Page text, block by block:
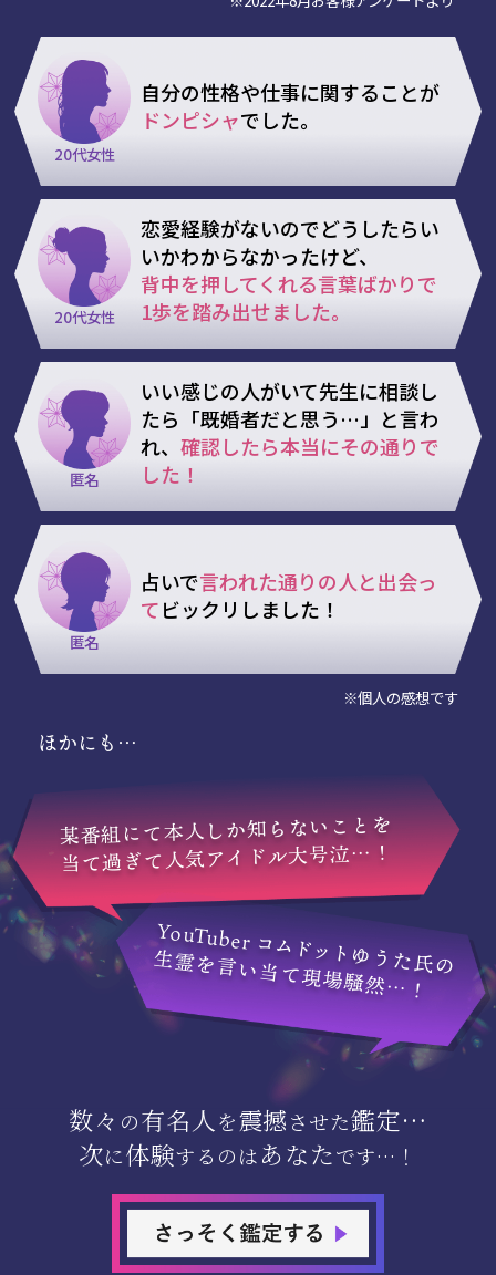
20代女性
自分の性格や仕事に関することが
ドンピシャでした。
20代女性
恋愛経験がないのでどうしたらい
いかわからなかったけど、
背中を押してくれる言葉ばかりで
1歩を踏み出せました。
匿名
いい感じの人がいて先生に相談し
たら「既婚者だと思う…」と言わ
れ、 確認したら本当にその通りで
した！
匿名
占いで言われた通りの人と出会っ
てビックリしました！
※個人の感想です
ほかにも…
某番組にて本人しか知らないことを
当て過ぎて人気アイドル大号泣…！
YouTuberコムドットゆうた氏の
生霊を言い当て現場騒然…！
数々 の有名人 を震撼させた鑑定…
次に体験するのはあなたです…！